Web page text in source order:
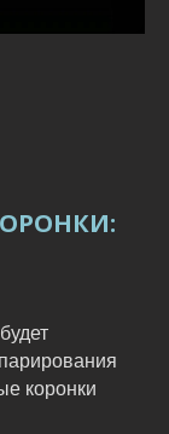
коронки